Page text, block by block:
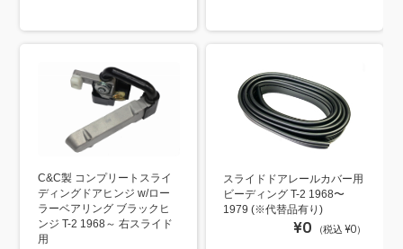
C&C製 コンプリートスライ
ディングドアヒンジ w/ロー
ラーベアリング ブラックヒ
ンジ T-2 1968～ 右スライド
用
スライドドアレールカバー用
ビーディング T-2 1968〜
1979 (※代替品有り)
¥0 （税込 ¥0）